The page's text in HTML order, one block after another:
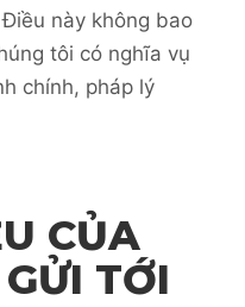
này không bao
tôi có nghĩa vụ
chính, pháp lý
CỦA
TỚI